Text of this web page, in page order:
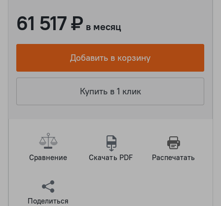
61 517 ₽ в месяц
Добавить в корзину
Купить в 1 клик
Сравнение Скачать PDF Распечатать
Поделиться